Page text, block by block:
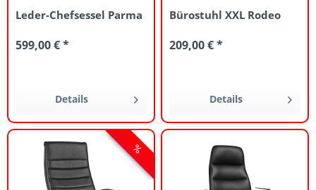
Leder-Chefsessel Parma
599,00 € *
Details
Bürostuhl XXL Rodeo
209,00 € *
Details